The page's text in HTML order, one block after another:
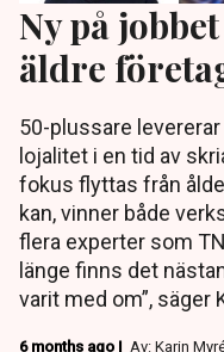
Ny på
äldre
50-plussare
lojalitet i en tid av
fokus flyttas från
kan, vinner både
flera experter som
länge finns det
varit med om”, säger
6 months ago | Av: Karin